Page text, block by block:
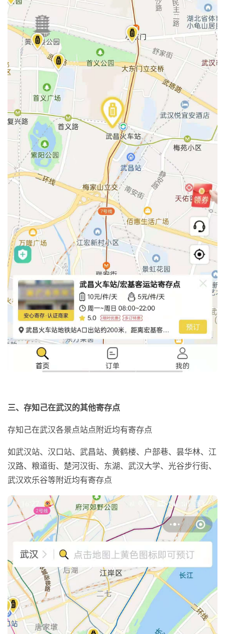
三、存知己在武汉的其他寄存点
存知己在武汉各景点站点附近均有寄存点
如武汉站、汉口站、武昌站、黄鹤楼、户部巷、昙华林、江
汉路、粮道街、楚河汉街、东湖、武汉大学、光谷步行街、
武汉欢乐谷等附近均有寄存点